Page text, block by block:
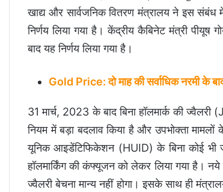
खाद्य और सार्वजनिक वितरण मंत्रालय ने इस संबंध
निर्णय लिया गया है। केंद्रीय कैबिनेट मंत्री पीयूष
बाद यह निर्णय लिया गया है।
Gold Price: दो माह की सर्वाधिक नरमी के
31 मार्च, 2023 के बाद बिना हॉलमार्क की
नियम में बड़ा बदलाव किया है और उपभोक्ता
यूनिक आइडेंटिफिकेशन (HUID) के बिना कोई भी
हॉलमार्किंग की कंफ्यूजन को लेकर लिया गया है।
ज्वैलरी बेचना मान्य नहीं होगा। इसके साथ ही